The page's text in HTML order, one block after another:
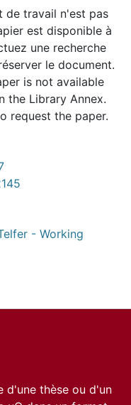
de travail n'est pas
est disponible à
une recherche
le document.
is not available
the Library Annex.
request the paper.
- Working
d'une thèse ou d'un